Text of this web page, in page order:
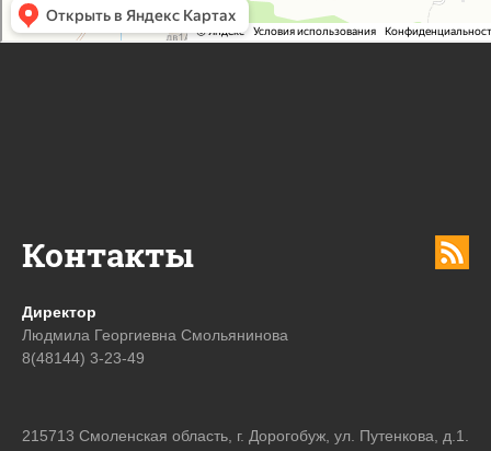
Контакты
Директор
Людмила Георгиевна Смольянинова
8(48144) 3-23-49
215713 Смоленская область, г. Дорогобуж, ул. Путенкова, д.1.